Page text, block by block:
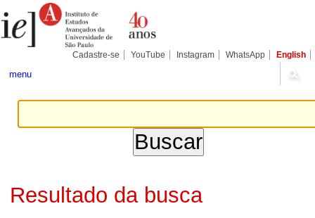
para
conteúdo.
Pessoais
Cadastre-se YouTube Instagram WhatsApp English
menu
Resultado da busca